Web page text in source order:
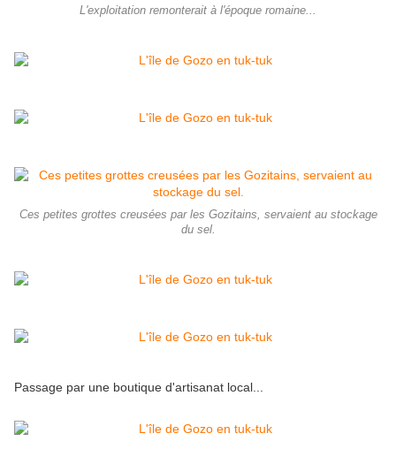
L'exploitation remonterait à l'époque romaine...
Ces petites grottes creusées par les Gozitains, servaient au stockage
du sel.
Passage par une boutique d'artisanat local...